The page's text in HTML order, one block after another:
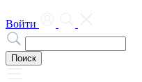
Войти